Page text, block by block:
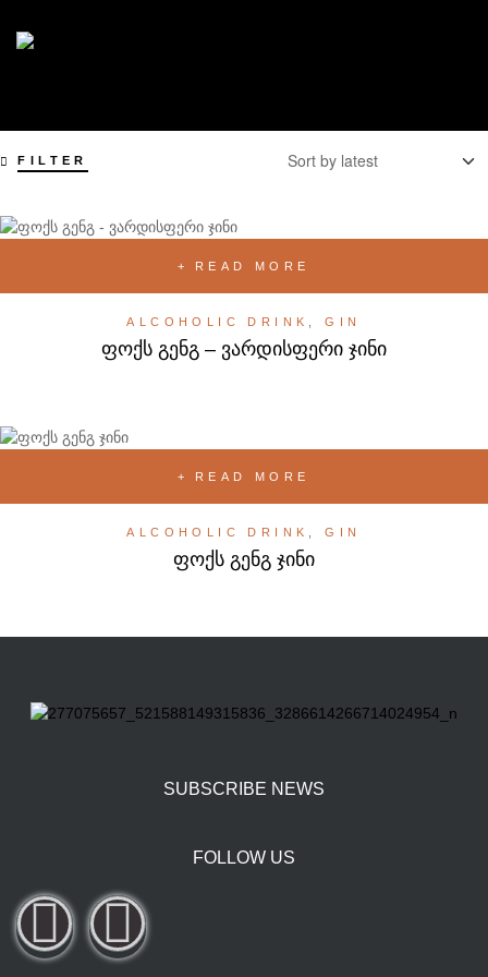
FILTER
READ MORE
ALCOHOLIC DRINK ,GIN
ფოქს გენგ – ვარდისფერი ჯინი
READ MORE
ALCOHOLIC DRINK ,GIN
ფოქს გენგ ჯინი
SUBSCRIBE NEWS
FOLLOW US